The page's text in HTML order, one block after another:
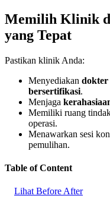
Memilih Klinik
yang Tepat
Pastikan klinik Anda:
Menyediakan dokter
bersertifikasi.
Menjaga
Memiliki ruang
operasi.
Menawarkan sesi
pemulihan.
Table of Content
Lihat Before After